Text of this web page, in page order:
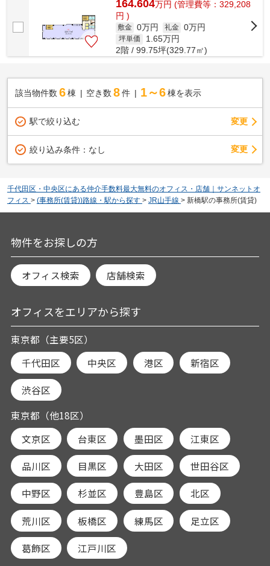
164.604万円 (管理費等：329,208
円 )
敷金 0万円 礼金 0万円
坪単価 1.65万円
2階 / 99.75坪(329.77㎡)
該当物件数 6棟 空き数 8 件 1～6 棟を表示
駅で絞り込む 変更
絞り込み条件： なし 変更
千代田区・中央区にある仲介手数料最大無料のオフィス・店舗｜サンネットオ
フィス > (事務所(賃貸))路線・駅から探す > JR山手線 > 新橋駅の事務所(賃貸)
物件をお探しの方
オフィス検索 店舗検索
オフィスをエリアから探す
東京都（主要5区）
千代田区
中央区 港区 新宿区
渋谷区
東京都（他18区）
文京区
台東区 墨田区 江東区
品川区 目黒区 大田区 世田谷区
中野区 杉並区 豊島区 北区
荒川区 板橋区 練馬区 足立区
葛飾区
江戸川区